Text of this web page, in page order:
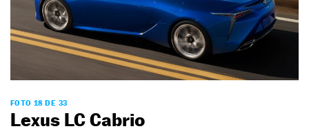
FOTO 18 DE 33
Lexus LC Cabrio